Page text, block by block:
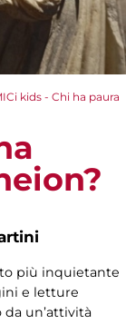
kids - Chi ha paura
più inquietante
e letture
un’attività